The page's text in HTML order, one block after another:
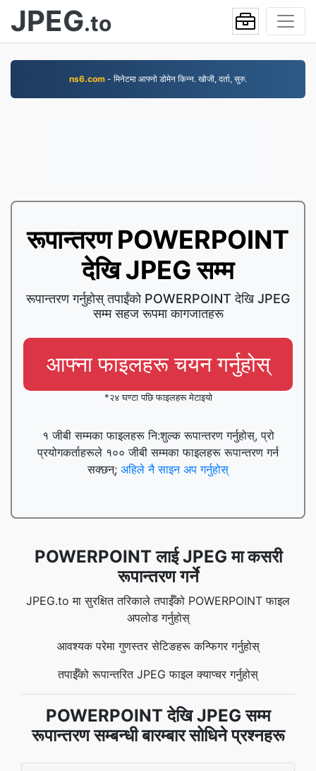
JPEG.to
ns6.com - मिनेटमा आफ्नो डोमेन किन्न. खोजी, दर्ता, सुरु.
रूपान्तरण POWERPOINT
देखि JPEG सम्म
रूपान्तरण गर्नुहोस् तपाईंको POWERPOINT देखि JPEG
सम्म सहज रूपमा कागजातहरू
आफ्ना फाइलहरू चयन गर्नुहोस्
*२४ घण्टा पछि फाइलहरू मेटाइयो
१ जीबी सम्मका फाइलहरू नि:शुल्क रूपान्तरण गर्नुहोस्, प्रो
प्रयोगकर्ताहरूले १०० जीबी सम्मका फाइलहरू रूपान्तरण गर्न
सक्छन्; अहिले नै साइन अप गर्नुहोस्
POWERPOINT लाई JPEG मा कसरी
रूपान्तरण गर्ने
JPEG.to मा सुरक्षित तरिकाले तपाईँको POWERPOINT फाइल
अपलोड गर्नुहोस्
आवश्यक परेमा गुणस्तर सेटिङहरू कन्फिगर गर्नुहोस्
तपाईँको रूपान्तरित JPEG फाइल क्याप्चर गर्नुहोस्
POWERPOINT देखि JPEG सम्म
रूपान्तरण सम्बन्धी बारम्बार सोधिने प्रश्नहरू